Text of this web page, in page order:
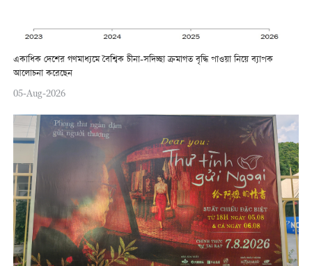
একাধিক দেশের গণমাধ্যমে বৈশ্বিক চীনা-সদিচ্ছা ক্রমাগত বৃদ্ধি পাওয়া নিয়ে ব্যাপক
আলোচনা করেছেন
05-Aug-2026